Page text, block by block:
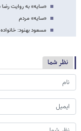
«سایه» به روایت رضا
«سایه» مردم
مسعود بهنود: خانواده
نظر شما